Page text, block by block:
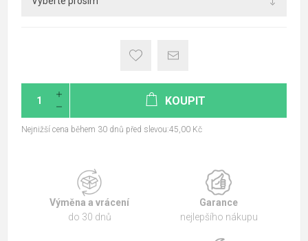
KOUPIT
Nejnižší cena během 30 dnů před slevou:45,00 Kč
Výměna a vrácení
do 30 dnů
Garance
nejlepšího nákupu